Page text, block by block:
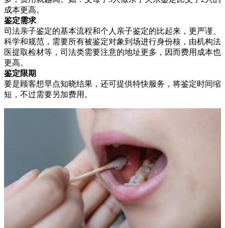
成本更高。
鉴定需求
司法亲子鉴定的基本流程和个人亲子鉴定的比起来，更严谨、
科学和规范，需要所有被鉴定对象到场进行身份核，由机构法
医提取检材等，司法类需要注意的地址更多，因而费用成本也
更高。
鉴定限期
要是顾客想早点知晓结果，还可提供特快服务，将鉴定时间缩
短，不过需要另加费用。